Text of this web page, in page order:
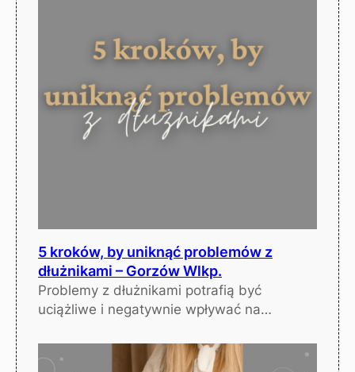
5 kroków, by uniknąć problemów z
dłużnikami – Gorzów Wlkp.
Problemy z dłużnikami potrafią być
uciążliwe i negatywnie wpływać na…